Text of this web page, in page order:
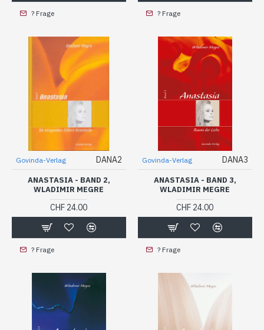
? Frage ? Frage
Govinda-Verlag DANA2
ANASTASIA - BAND 2,
WLADIMIR MEGRE
CHF 24.00
? Frage
Govinda-Verlag DANA3
ANASTASIA - BAND 3,
WLADIMIR MEGRE
CHF 24.00
? Frage